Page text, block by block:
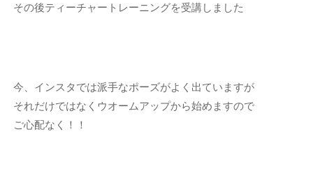
その後ティーチャートレーニングを受講しました
今、インスタでは派手なポーズがよく出ていますが
それだけではなくウオームアップから始めますので
ご心配なく！！